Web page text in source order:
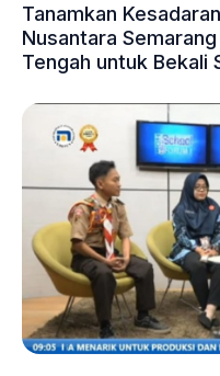
Tanamkan
Nusantara
Tengah untuk Bekali